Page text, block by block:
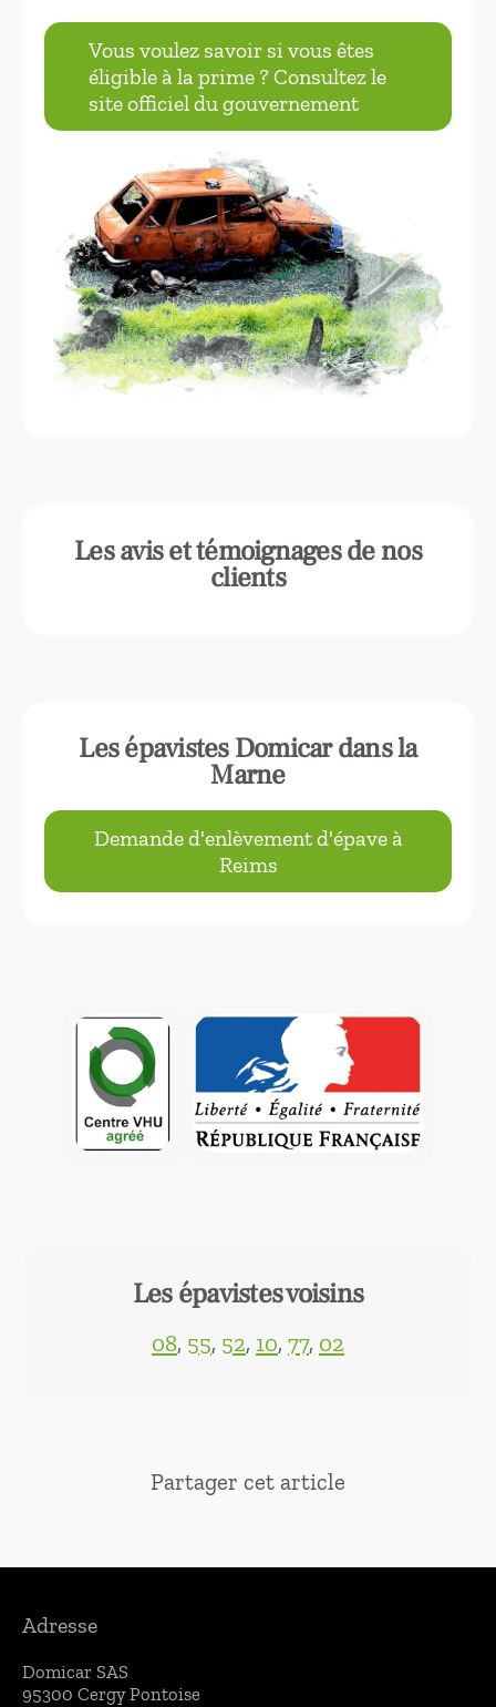
Vous voulez savoir si vous êtes
éligible à la prime ? Consultez le
site officiel du gouvernement
Les avis et témoignages de nos
clients
Les épavistes Domicar dans la
Marne
Demande d'enlèvement d'épave à
Reims
Les épavistes voisins
08, 55, 52, 10, 77, 02
Partager cet article
Adresse
Domicar SAS
95300 CergyPontoise